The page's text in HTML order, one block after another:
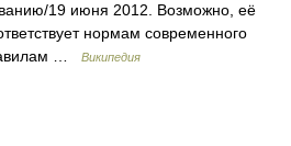
19 июня 2012. Возможно, её
нормам современного
…
Википедия